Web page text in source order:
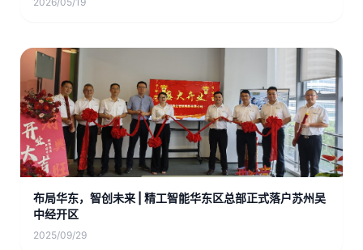
布局华东，智创未来 | 精工智能华东区总部正式落户苏州吴
中经开区
2025/09/29